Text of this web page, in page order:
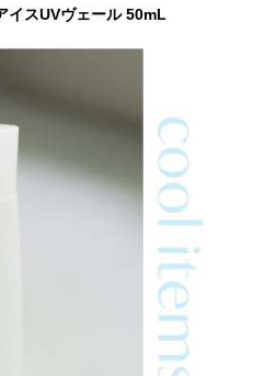
イスUVヴェール 50mL